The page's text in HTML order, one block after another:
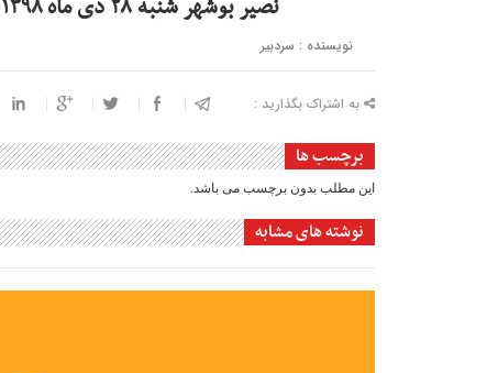
نصیر بوشهر شنبه ۲۸ دی ماه ۱۳۹۸ سال بیست و دوم شماره ۸۱۸
نویسنده : سردبیر
به اشتراک بگذارید :
برچسب ها
این مطلب بدون برچسب می باشد.
نوشته های مشابه